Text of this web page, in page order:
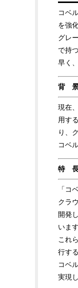
コベ
を強
グレ
で持
早く
背
現在
用す
り、
コベ
特
「コ
クラ
開発
います
これ
行す
コベ
実現